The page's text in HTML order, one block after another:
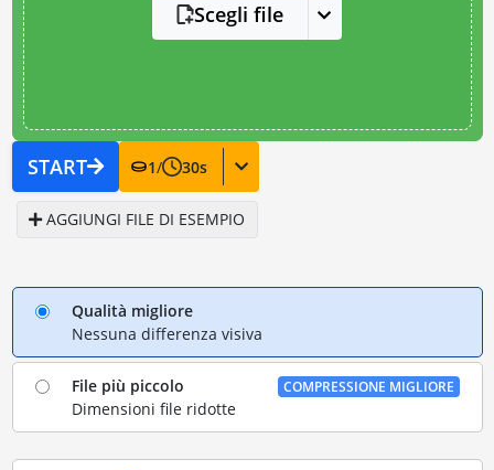
Scegli file
START 1/ 30s
AGGIUNGI FILE DI ESEMPIO
Qualità migliore
Nessuna differenza visiva
File più piccolo
Dimensioni file ridotte
COMPRESSIONE MIGLIORE